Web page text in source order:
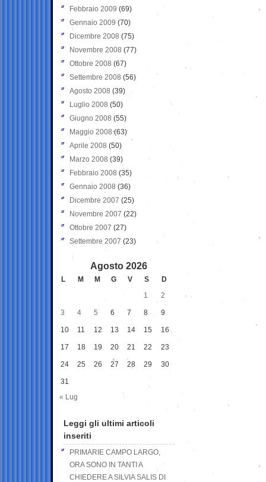
Febbraio 2009 (69)
Gennaio 2009 (70)
Dicembre 2008 (75)
Novembre 2008 (77)
Ottobre 2008 (67)
Settembre 2008 (56)
Agosto 2008 (39)
Luglio 2008 (50)
Giugno 2008 (55)
Maggio 2008(63)
Aprile 2008 (50)
Marzo 2008 (39)
Febbraio 2008 (35)
Gennaio 2008 (36)
Dicembre 2007 (25)
Novembre 2007 (22)
Ottobre 2007 (27)
Settembre 2007 (23)
Agosto 2026
L M M G V S
D
1
2
3 4 5 6 7 8 9
10 11 12 13 14 15 16
17 18 19 20 21 22 23
24 25 26 27 28 29 30
31
« Lug
Leggi gli ultimi articoli
inseriti
PRIMARIE CAMPO LARGO,
ORA SONO IN TANTI A
CHIEDERE A SILVIA SALIS DI